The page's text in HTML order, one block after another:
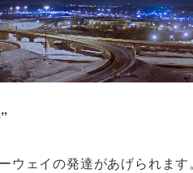
ウェイの発達があげられま